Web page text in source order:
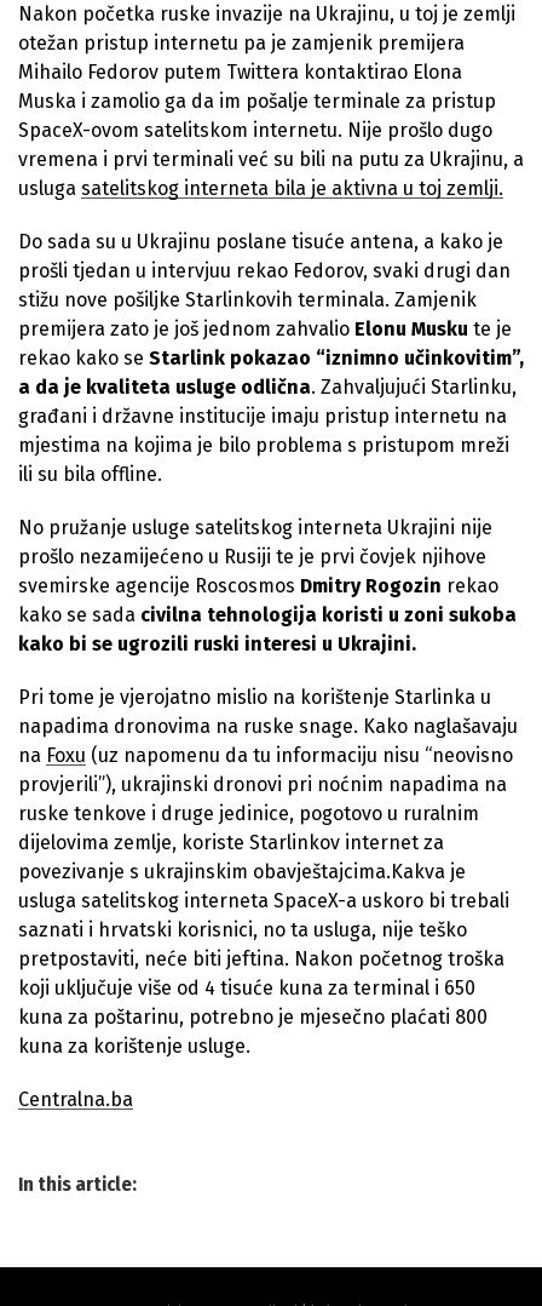
Nakon početka ruske invazije na Ukrajinu, u toj je zemlji
otežan pristup internetu pa je zamjenik premijera
Mihailo Fedorov putem Twittera kontaktirao Elona
Muska i zamolio ga da im pošalje terminale za pristup
SpaceX-ovom satelitskom internetu. Nije prošlo dugo
vremena i prvi terminali već su bili na putu za Ukrajinu, a
usluga satelitskog interneta bila je aktivna u toj zemlji.
Do sada su u Ukrajinu poslane tisuće antena, a kako je
prošli tjedan u intervjuu rekao Fedorov, svaki drugi dan
stižu nove pošiljke Starlinkovih terminala. Zamjenik
premijera zato je još jednom zahvalio Elonu Musku te je
rekao kako se Starlink pokazao “iznimno učinkovitim”,
a da je kvaliteta usluge odlična. Zahvaljujući Starlinku,
građani i državne institucije imaju pristup internetu na
mjestima na kojima je bilo problema s pristupom mreži
ili su bila offline.
No pružanje usluge satelitskog interneta Ukrajini nije
prošlo nezamijećeno u Rusiji te je prvi čovjek njihove
svemirske agencije Roscosmos Dmitry Rogozin rekao
kako se sada civilna tehnologija koristi u zoni sukoba
kako bi se ugrozili ruski interesi u Ukrajini.
Pri tome je vjerojatno mislio na korištenje Starlinka u
napadima dronovima na ruske snage. Kako naglašavaju
na Foxu (uz napomenu da tu informaciju nisu “neovisno
provjerili”), ukrajinski dronovi pri noćnim napadima na
ruske tenkove i druge jedinice, pogotovo u ruralnim
dijelovima zemlje, koriste Starlinkov internet za
povezivanje s ukrajinskim obavještajcima.Kakva je
usluga satelitskog interneta SpaceX-a uskoro bi trebali
saznati i hrvatski korisnici, no ta usluga, nije teško
pretpostaviti, neće biti jeftina. Nakon početnog troška
koji uključuje više od 4 tisuće kuna za terminal i 650
kuna za poštarinu, potrebno je mjesečno plaćati 800
kuna za korištenje usluge.
Centralna.ba
In this article: